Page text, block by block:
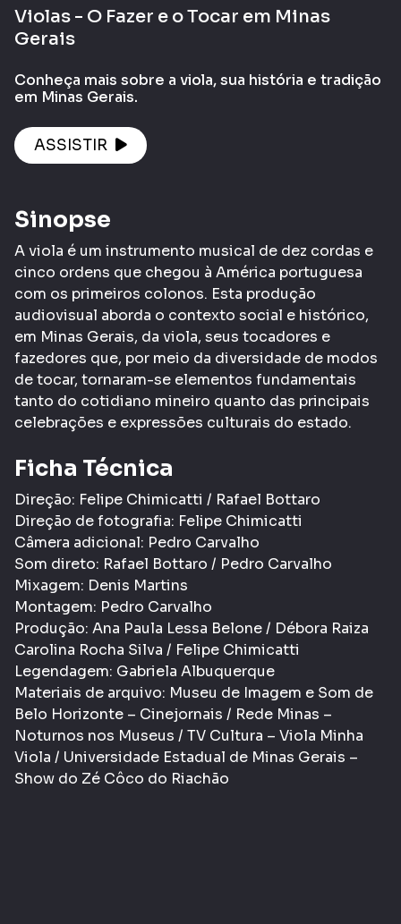
Violas - O Fazer e o Tocar em Minas
Gerais
Conheça mais sobre a viola, sua história e tradição
em Minas Gerais.
ASSISTIR
Sinopse
A viola é um instrumento musical de dez cordas e
cinco ordens que chegou à América portuguesa
com os primeiros colonos. Esta produção
audiovisual aborda o contexto social e histórico,
em Minas Gerais, da viola, seus tocadores e
fazedores que, por meio da diversidade de modos
de tocar, tornaram-se elementos fundamentais
tanto do cotidiano mineiro quanto das principais
celebrações e expressões culturais do estado.
Ficha Técnica
Direção: Felipe Chimicatti / Rafael Bottaro
Direção de fotografia: Felipe Chimicatti
Câmera adicional: Pedro Carvalho
Som direto: Rafael Bottaro / Pedro Carvalho
Mixagem: Denis Martins
Montagem: Pedro Carvalho
Produção: Ana Paula Lessa Belone / Débora Raiza
Carolina Rocha Silva / Felipe Chimicatti
Legendagem: Gabriela Albuquerque
Materiais de arquivo: Museu de Imagem e Som de
Belo Horizonte – Cinejornais / Rede Minas –
Noturnos nos Museus / TV Cultura – Viola Minha
Viola / Universidade Estadual de Minas Gerais –
Show do Zé Côco do Riachão